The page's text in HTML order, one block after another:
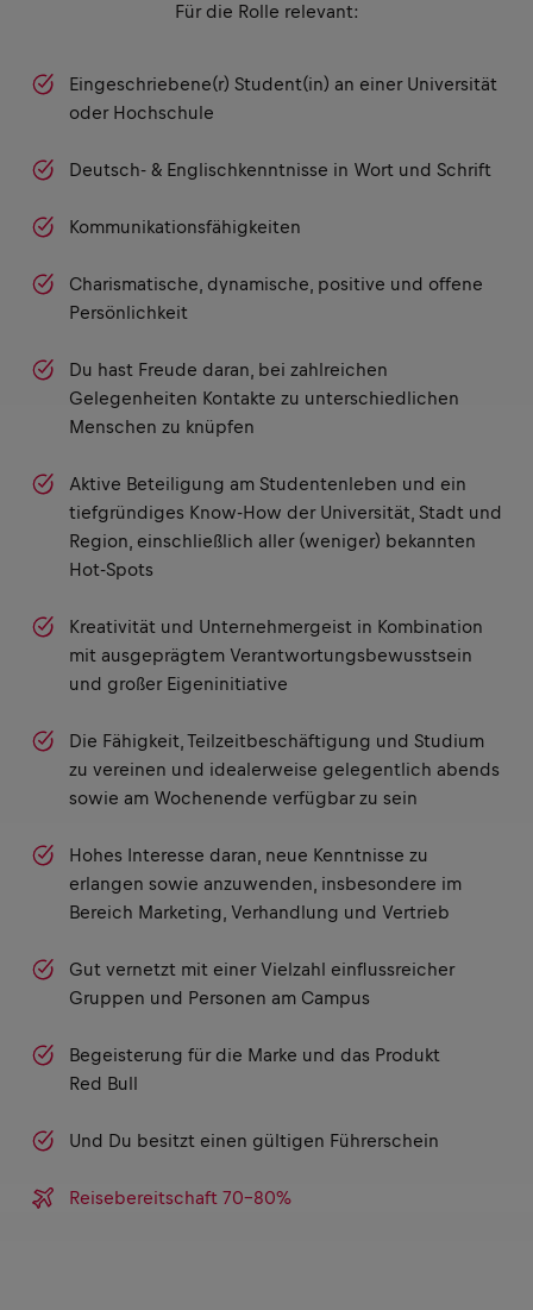
Für die Rolle relevant:
Eingeschriebene(r) Student(in) an einer Universität
oder Hochschule
Deutsch- & Englischkenntnisse in Wort und Schrift
Kommunikationsfähigkeiten
Charismatische, dynamische, positive und offene
Persönlichkeit
Du hast Freude daran, bei zahlreichen
Gelegenheiten Kontakte zu unterschiedlichen
Menschen zu knüpfen
Aktive Beteiligung am Studentenleben und ein
tiefgründiges Know-How der Universität, Stadt und
Region, einschließlich aller (weniger) bekannten
Hot-Spots
Kreativität und Unternehmergeist in Kombination
mit ausgeprägtem Verantwortungsbewusstsein
und großer Eigeninitiative
Die Fähigkeit, Teilzeitbeschäftigung und Studium
zu vereinen und idealerweise gelegentlich abends
sowie am Wochenende verfügbar zu sein
Hohes Interesse daran, neue Kenntnisse zu
erlangen sowie anzuwenden, insbesondere im
Bereich Marketing, Verhandlung und Vertrieb
Gut vernetzt mit einer Vielzahl einflussreicher
Gruppen und Personen am Campus
Begeisterung für die Marke und das Produkt
Red Bull
Und Du besitzt einen gültigen Führerschein
Reisebereitschaft 70-80%